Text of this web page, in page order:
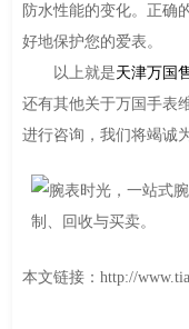
防水性能的变化。正确
好地保护您的爱表。
以上就是天津万国
还有其他关于万国手表
进行咨询，我们将竭诚
本文链接：http://